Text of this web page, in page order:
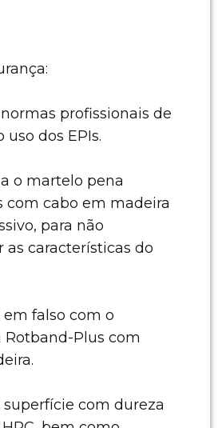
profissionais de
uso dos EPIs.
o martelo pena
com cabo em madeira
para não
características do
falso com o
Plus com
superfície com dureza